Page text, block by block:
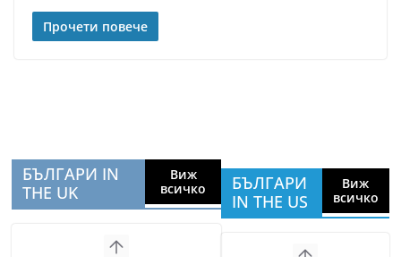
Прочети повече
БЪЛГАРИ IN
THE UK
Виж
всичко
БЪЛГАРИ
IN THE US
Виж
всичко